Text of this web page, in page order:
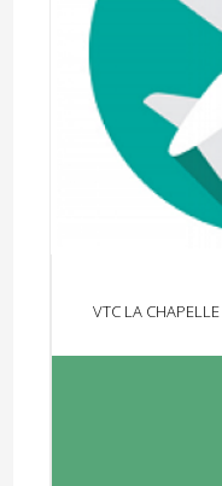
VTC LA